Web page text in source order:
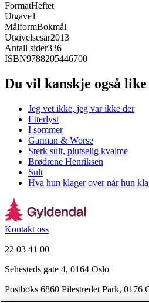
FormatHeftet
Utgave1
MålformBokmål
Utgivelsesår2013
Antall sider336
ISBN9788205446700
Du vil kanskje også like
Jeg vet ikke, jeg var ikke der
Etterlyst
I sommer
Garman & Worse
Sterk sult, plutselig kvalme
Brødrene Henriksen
Sult
Hva hun klager over når hun
Kontakt oss
22 03 41 00
Sehesteds gate 4, 0164 Oslo
Postboks 6860 Pilestredet Park, 0176